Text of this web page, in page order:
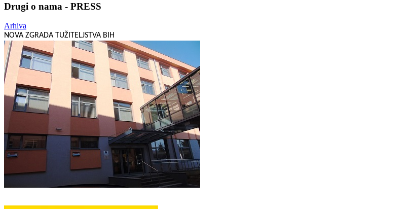
Drugi o nama - PRESS
Arhiva
NOVA ZGRADA TUŽITELJSTVA BIH